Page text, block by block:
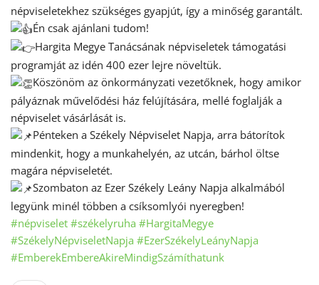
népviseletekhez szükséges gyapjút, így a minőség garantált.
Én csak ajánlani tudom!
Hargita Megye Tanácsának népviseletek támogatási
programját az idén 400 ezer lejre növeltük.
Köszönöm az önkormányzati vezetőknek, hogy amikor
pályáznak művelődési ház felújítására, mellé foglalják a
népviselet vásárlását is.
Pénteken a Székely Népviselet Napja, arra bátorítok
mindenkit, hogy a munkahelyén, az utcán, bárhol öltse
magára népviseletét.
Szombaton az Ezer Székely Leány Napja alkalmából
legyünk minél többen a csíksomlyói nyeregben!
#népviselet #székelyruha #HargitaMegye
#SzékelyNépviseletNapja #EzerSzékelyLeányNapja
#EmberekEmbereAkireMindigSzámíthatunk